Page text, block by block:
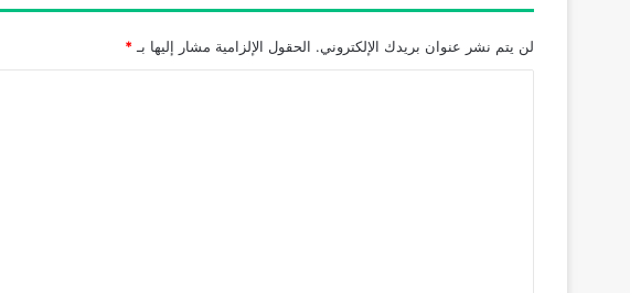
لن يتم نشر عنوان بريدك الإلكتروني. الحقول الإلزامية مشار إليها بـ *